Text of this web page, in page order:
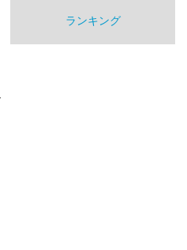
ランキング